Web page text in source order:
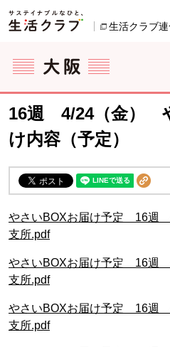
ページの先頭です。
生活クラブ
ここからサイト内共通メニューで
サイト内共通メニューをスキップ
サイト内共通メニューここまで。
16週 4/24（金）
け内容（予定）
やさいBOXお届け予定 16週
支所.pdf
やさいBOXお届け予定 16週
支所.pdf
やさいBOXお届け予定 16週
支所.pdf